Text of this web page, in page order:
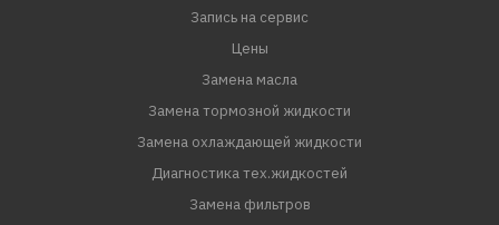
Запись на сервис
Цены
Замена масла
Замена тормозной жидкости
Замена охлаждающей жидкости
Диагностика тех.жидкостей
Замена фильтров